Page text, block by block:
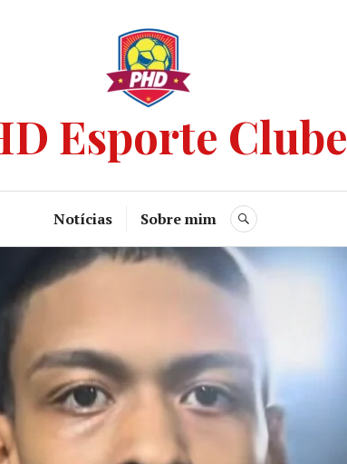
Esporte Clube
Notícias Sobre mim